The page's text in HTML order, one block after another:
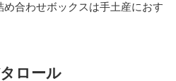
合わせボックスは手土産におす
ロール